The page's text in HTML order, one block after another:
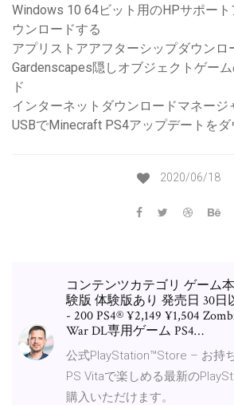
Windows 10 64ビット用のHPサポー
ウンロードする
アプリストアアフターシップダウンロ
Gardenscapes隠しオブジェクトゲー
ド
インターネットダウンロードマネージ
USBでMinecraft PS4アップデートを
2020/06/18
コンテンツカテゴリ ゲーム
験版 体験版あり 発売日 30日
- 200 PS4® ¥2,149 ¥1,504
War DL専用ゲーム PS4…
公式PlayStation™Store – お持
PS Vitaで楽しめる最新の
購入いただけます。